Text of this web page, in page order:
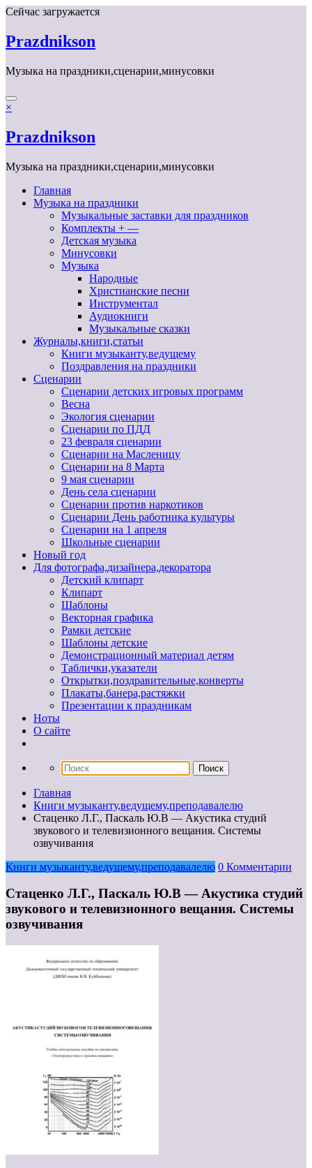
Перейти
содержимому
Сейчас загружается
Prazdnikson
Музыка на праздники,сценарии,минусовки
×
Prazdnikson
Музыка на праздники,сценарии,минусовки
Главная
Музыка на праздники
Музыкальные заставки для праздников
Комплекты + —
Детская музыка
Минусовки
Музыка
Народные
Христианские песни
Инструментал
Аудиокниги
Музыкальные сказки
Журналы,книги,статьи
Книги музыканту,ведущему
Поздравления на праздники
Сценарии
Сценарии детских игровых программ
Весна
Экология сценарии
Сценарии по ПДД
23 февраля сценарии
Сценарии на Масленицу
Сценарии на 8 Марта
9 мая сценарии
День села сценарии
Сценарии против наркотиков
Сценарии День работника культуры
Сценарии на 1 апреля
Школьные сценарии
Новый год
Для фотографа,дизайнера,декоратора
Детский клипарт
Клипарт
Шаблоны
Векторная графика
Рамки детские
Шаблоны детские
Демонстрационный материал детям
Таблички,указатели
Открытки,поздравительные,конверты
Плакаты,банера,растяжки
Презентации к праздникам
Ноты
О сайте
Главная
Книги музыканту,ведущему,преподавалелю
Стаценко Л.Г., Паскаль Ю.В — Акустика студий
звукового и телевизионного вещания. Системы
озвучивания
Книги музыканту,ведущему,преподавалелю 0 Комментарии
Стаценко Л.Г., Паскаль Ю.В — Акустика студий
звукового и телевизионного вещания. Системы
озвучивания